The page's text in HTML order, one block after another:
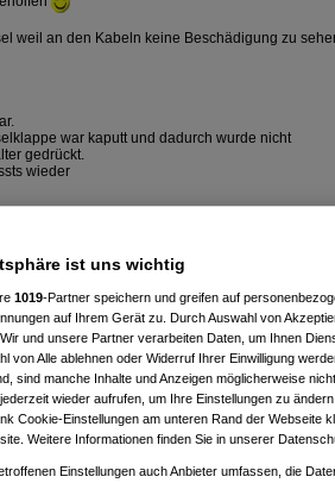
weil an den Kabeln keine Beschädigung zu
war kaputt und dadurch wurde nicht
gedrückt.
wieder
von
(Thunder am 15.05.2009, 12:09:52)
#5474838
zu erklären
fällt die Batteriespannung ab. Beim
den kritischen Wert von 10,5 Volt.
ist uns wichtig
1019-Partner speichern und greifen auf
auf Ihrem Gerät zu. Durch Auswahl von
und unsere Partner verarbeiten Daten, um Ihnen
von Alle ablehnen oder Widerruf Ihrer Einwilligung
sind manche Inhalte und Anzeigen möglicherweise
wieder aufrufen, um Ihre Einstellungen zu
Cookie-Einstellungen am unteren Rand der Webseite
Weitere Informationen finden Sie in unserer
Einstellungen auch Anbieter umfassen, die